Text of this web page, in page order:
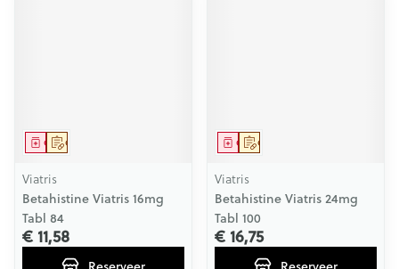
Op voorschrift
Geneesmiddel
Viatris
Betahistine Viatris 16mg
Tabl 84
€ 11,58
Op voorschrift
Geneesmiddel
Viatris
Betahistine Viatris 24mg
Tabl 100
€ 16,75